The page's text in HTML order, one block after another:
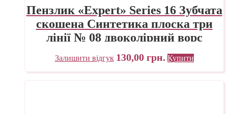
Пензлик «Expert» Series 16 Зубчата
скошена Синтетика плоска три
лінії № 08 двоколірний ворс
Залишити відгук 130,00 грн. Купити